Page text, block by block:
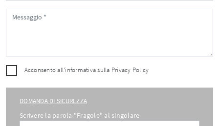
Acconsento all'informativa sulla Privacy Policy
DOMANDA DI SICUREZZA
Scrivere la parola "Fragole" al singolare